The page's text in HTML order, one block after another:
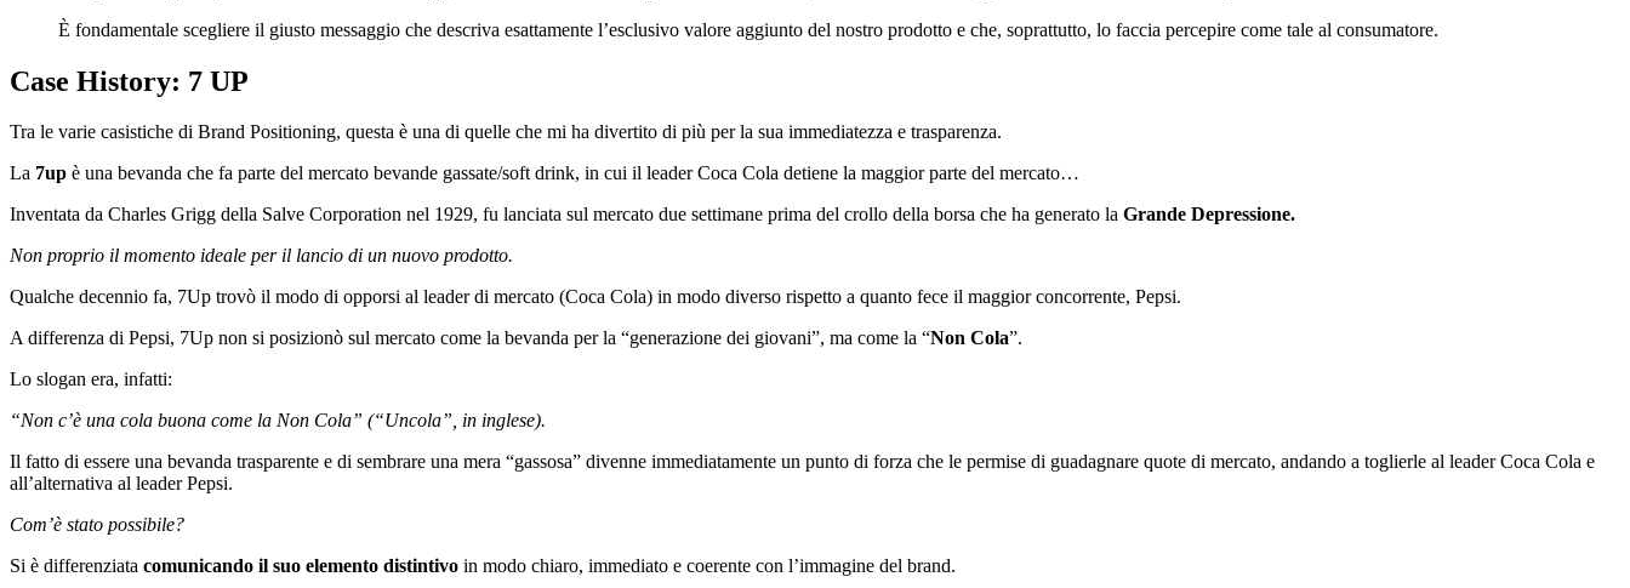
È fondamentale scegliere il giusto messaggio che descriva esattamente l’esclusivo valore aggiunto del nostro prodotto e che, soprattutto, lo faccia percepire come tale al consumatore.
Case History: 7 UP
Tra le varie casistiche di Brand Positioning, questa è una di quelle che mi ha divertito di più per la sua immediatezza e trasparenza.
La 7up è una bevanda che fa parte del mercato bevande gassate/soft drink, in cui il leader Coca Cola detiene la maggior parte del mercato…
Inventata da Charles Grigg della Salve Corporation nel 1929, fu lanciata sul mercato due settimane prima del crollo della borsa che ha generato la Grande Depressione.
Non proprio il momento ideale per il lancio di un nuovo prodotto.
Qualche decennio fa, 7Up trovò il modo di opporsi al leader di mercato (Coca Cola) in modo diverso rispetto a quanto fece il maggior concorrente, Pepsi.
A differenza di Pepsi, 7Up non si posizionò sul mercato come la bevanda per la “generazione dei giovani”, ma come la “Non Cola”.
Lo slogan era, infatti:
“Non c’è una cola buona come la Non Cola” (“Uncola”, in inglese).
Il fatto di essere una bevanda trasparente e di sembrare una mera “gassosa” divenne immediatamente un punto di forza che le permise di guadagnare quote di mercato, andando a toglierle al leader Coca Cola e
all’alternativa al leader Pepsi.
Com’è stato possibile?
Si è differenziata comunicando il suo elemento distintivo in modo chiaro, immediato e coerente con l’immagine del brand.